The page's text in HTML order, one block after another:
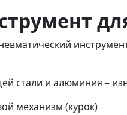
стали и алюминия –
механизм (курок)